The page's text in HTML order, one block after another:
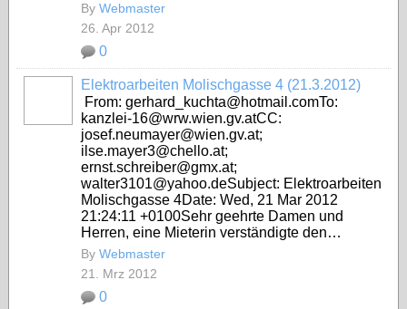
By Webmaster
26. Apr 2012
0
Elektroarbeiten Molischgasse 4 (21.3.2012)
From: gerhard_kuchta@hotmail.comTo:
kanzlei-16@wrw.wien.gv.atCC:
josef.neumayer@wien.gv.at;
ilse.mayer3@chello.at;
ernst.schreiber@gmx.at;
walter3101@yahoo.deSubject: Elektroarbeiten
Molischgasse 4Date: Wed, 21 Mar 2012
21:24:11 +0100Sehr geehrte Damen und
Herren, eine Mieterin verständigte den…
By Webmaster
21. Mrz 2012
0